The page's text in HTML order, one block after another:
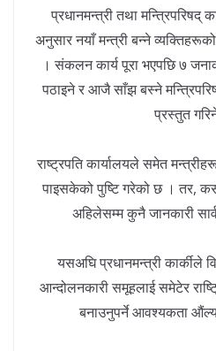
प्रधानमन्त्री तथा मन्त्रिपरिषद्
अनुसार नयाँ मन्त्री बन्ने
। संकलन कार्य पूरा भएपछि ७
पठाइने र आजै साँझ बस्ने
प्रस्तुत
राष्ट्रपति कार्यालयले समेत
पाइसकेको पुष्टि गरेको छ । तर,
अहिलेसम्म कुनै जानकारी
यसअघि प्रधानमन्त्री कार्कीले
आन्दोलनकारी समूहलाई समेटेर
बनाउनुपर्ने आवश्यकता